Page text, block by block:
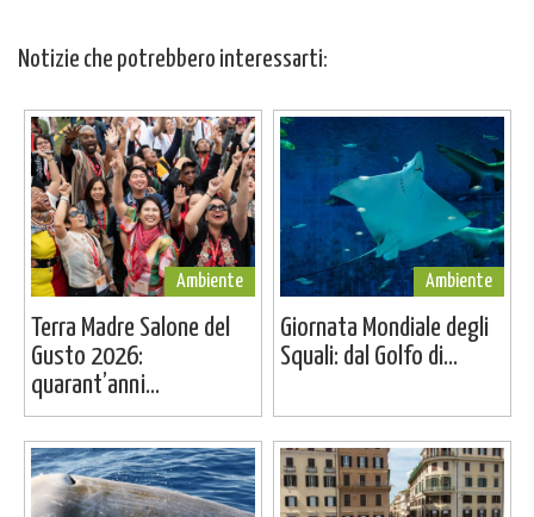
Notizie che potrebbero interessarti:
Ambiente
Terra Madre Salone del
Gusto 2026:
quarant’anni...
Ambiente
Giornata Mondiale degli
Squali: dal Golfo di...